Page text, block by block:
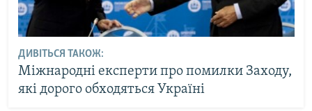
ДИВІТЬСЯ ТАКОЖ:
Міжнародні експерти про помилки Заходу,
які дорого обходяться Україні